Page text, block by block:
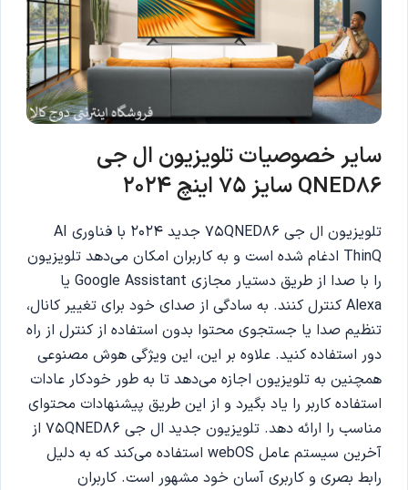
سایر خصوصیات تلویزیون ال جی
QNED86 سایز 75 اینچ 2024
تلویزیون ال جی 75QNED86 جدید 2024 با فناوری AI
ThinQ ادغام شده است و به کاربران امکان می‌دهد تلویزیون
را با صدا از طریق دستیار مجازی Google Assistant یا
Alexa کنترل کنند. به سادگی از صدای خود برای تغییر کانال،
تنظیم صدا یا جستجوی محتوا بدون استفاده از کنترل از راه
دور استفاده کنید. علاوه بر این، این ویژگی هوش مصنوعی
همچنین به تلویزیون اجازه می‌دهد تا به طور خودکار عادات
استفاده کاربر را یاد بگیرد و از این طریق پیشنهادات محتوای
مناسب را ارائه دهد. تلویزیون جدید ال جی 75QNED86 از
آخرین سیستم عامل webOS استفاده می‌کند که به دلیل
رابط بصری و کاربری آسان خود مشهور است. کاربران